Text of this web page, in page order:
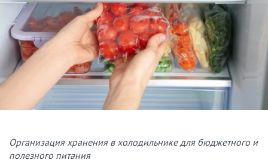
Организация хранения в холодильнике для бюджетного и
полезного питания